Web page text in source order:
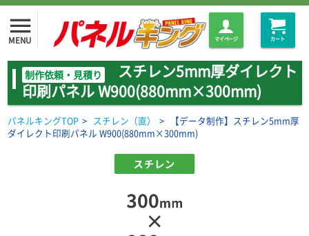
menu
MENU マイページ カート
制作依頼・見積り
スチレン5mm厚ダイレクト
印刷パネル W900(880mm×300mm)
パネルキングTOP > スチレン（直） >
【データ制作】スチレン5mm厚
ダイレクト印刷パネル W900(880mm×300mm)